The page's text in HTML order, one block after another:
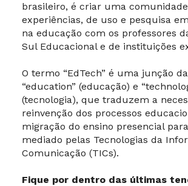
brasileiro, é criar uma
experiências, de uso e pesquisa
na educação com os professores
Sul Educacional e de instituições
O termo “EdTech” é uma junção
“education” (educação) e
(tecnologia), que traduzem a
reinvenção dos processos
migração do ensino presencial
mediado pelas Tecnologias da
Comunicação (TICs).
Fique por dentro das últimas